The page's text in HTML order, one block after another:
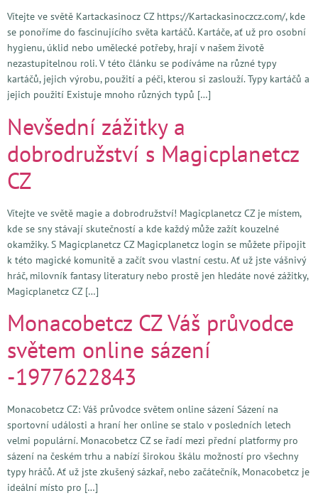
Vítejte ve světě Kartackasinocz CZ https://Kartackasinoczcz.com/, kde
se ponoříme do fascinujícího světa kartáčů. Kartáče, ať už pro osobní
hygienu, úklid nebo umělecké potřeby, hrají v našem životě
nezastupitelnou roli. V této článku se podíváme na různé typy
kartáčů, jejich výrobu, použití a péči, kterou si zaslouží. Typy kartáčů a
jejich použití Existuje mnoho různých typů […]
Nevšední zážitky a
dobrodružství s Magicplanetcz
CZ
Vítejte ve světě magie a dobrodružství! Magicplanetcz CZ je místem,
kde se sny stávají skutečností a kde každý může zažít kouzelné
okamžiky. S Magicplanetcz CZ Magicplanetcz login se můžete připojit
k této magické komunitě a začít svou vlastní cestu. Ať už jste vášnivý
hráč, milovník fantasy literatury nebo prostě jen hledáte nové zážitky,
Magicplanetcz CZ […]
Monacobetcz CZ Váš průvodce
světem online sázení
-1977622843
Monacobetcz CZ: Váš průvodce světem online sázení Sázení na
sportovní události a hraní her online se stalo v posledních letech
velmi populární. Monacobetcz CZ se řadí mezi přední platformy pro
sázení na českém trhu a nabízí širokou škálu možností pro všechny
typy hráčů. Ať už jste zkušený sázkař, nebo začátečník, Monacobetcz je
ideální místo pro […]